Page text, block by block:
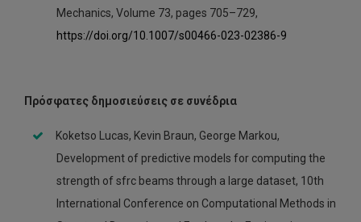
Mechanics, Volume 73, pages 705–729,
https://doi.org/10.1007/s00466-023-02386-9
Πρόσφατες δημοσιεύσεις σε συνέδρια
Koketso Lucas, Kevin Braun, George Markou,
Development of predictive models for computing the
strength of sfrc beams through a large dataset, 10th
International Conference on Computational Methods in